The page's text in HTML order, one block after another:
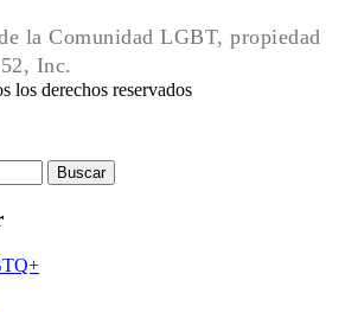
la Comunidad LGBT, propiedad
Inc.
los derechos reservados